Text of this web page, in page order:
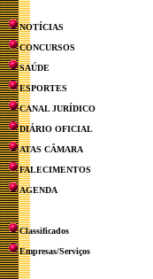
NOTÍCIAS
CONCURSOS
SAÚDE
ESPORTES
CANAL JURÍDICO
DIÁRIO OFICIAL
ATAS CÂMARA
FALECIMENTOS
AGENDA
Classificados
Empresas/Serviços